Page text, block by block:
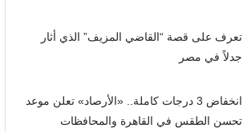
تعرف على قصة “القاضي المزيف” الذي أثار
جدلاً في مصر
انخفاض 3 درجات كاملة.. «الأرصاد» تعلن موعد
تحسن الطقس في القاهرة والمحافظات